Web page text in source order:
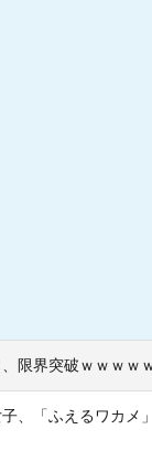
、限界突破ｗｗｗｗ
子、「ふえるワカメ